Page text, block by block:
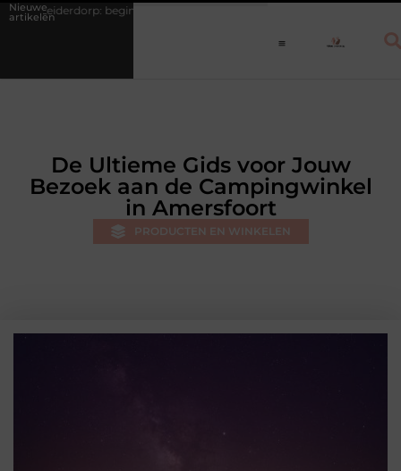
Nieuwe
artikelen
begin slimmer, niet opnieuw
De Ultieme Gids voor Jouw
Bezoek aan de Campingwinkel
in Amersfoort
PRODUCTEN EN WINKELEN